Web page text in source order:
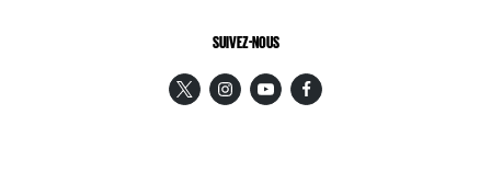
SUIVEZ-NOUS